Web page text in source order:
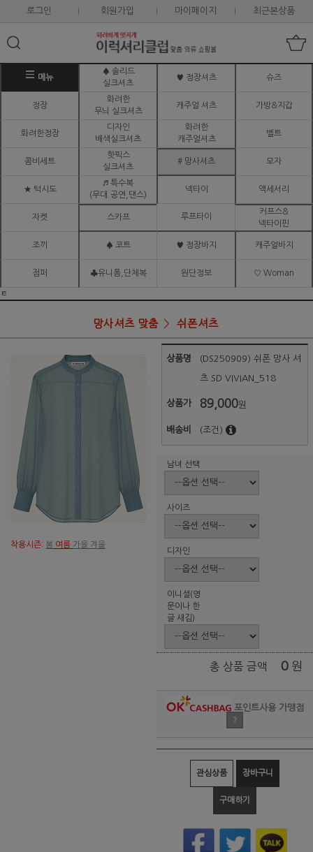
로그인 회원가입 마이페이지 최근본상품
메뉴
♠ 솔리드
실크셔츠
♥ 정장셔츠 슈즈
정장
화려한
무늬 실크셔츠
캐주얼 셔츠 가방&지갑
화려한정장
디자인
배색실크셔츠
화려한
캐주얼셔츠
벨트
콤비세트
핫픽스
실크셔츠
# 망사셔츠 모자
★ 턱시도
♬ 특수복
(무대.공연,댄스)
넥타이 액세서리
자켓 스카프 루프타이
커프스&
넥타이핀
조끼 ♠ 코트 ♥ 정장바지 캐주얼바지
점퍼 ♣유니폼,단체복 원단정보 ♡ Woman
ㅌ
망사셔츠 맞춤 쉬폰셔츠
착용시즌: 봄 여름 가을 겨울
상품명 (DS250909) 쉬폰 망사 셔
츠 SD VIVIAN_518
상품가 89,000원
배송비 (조건)
남녀 선택
사이즈
디자인
이니셜(영
문이나 한
글 새김)
총 상품 금액 0 원
포인트사용 가맹점
?
관심상품 장바구니
구매하기